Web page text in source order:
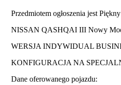
Przedmiotem ogłoszenia jest
NISSAN QASHQAI III Nowy
WERSJA INDYWIDUAL
KONFIGURACJA NA
Dane oferowanego pojazdu: